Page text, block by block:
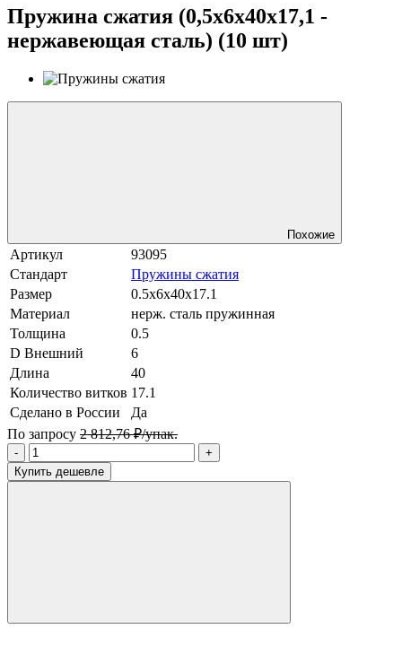
Пружина сжатия (0,5x6x40x17,1 -
нержавеющая сталь) (10 шт)
Похожие
Артикул
93095
Стандарт
Пружины сжатия
Размер
0.5x6x40x17.1
Материал
нерж. сталь пружинная
Толщина
0.5
D Внешний
6
Длина
40
Количество витков 17.1
Сделано в России
Да
По запросу 2 812,76 ₽/упак.
-
+
Купить дешевле